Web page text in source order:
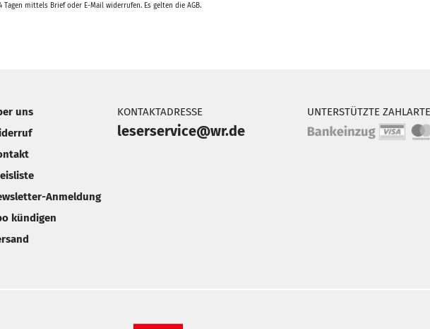
mittels Brief oder E-Mail widerrufen. Es gelten die AGB.
uns
Anmeldung
kündigen
KONTAKTADRESSE
leserservice@wr.de
UNTERSTÜTZTE